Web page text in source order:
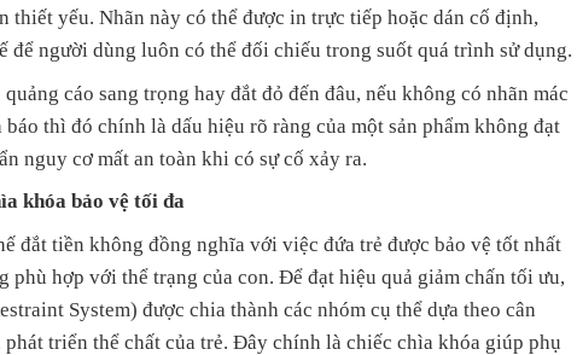
thiết yếu. Nhãn này có thể được in trực tiếp hoặc dán cố định,
để người dùng luôn có thể đối chiếu trong suốt quá trình sử dụng.
cáo sang trọng hay đắt đỏ đến đâu, nếu không có nhãn mác
thì đó chính là dấu hiệu rõ ràng của một sản phẩm không đạt
nguy cơ mất an toàn khi có sự cố xảy ra.
khóa bảo vệ tối đa
đắt tiền không đồng nghĩa với việc đứa trẻ được bảo vệ tốt nhất
phù hợp với thể trạng của con. Để đạt hiệu quả giảm chấn tối ưu,
System) được chia thành các nhóm cụ thể dựa theo cân
triển thể chất của trẻ. Đây chính là chiếc chìa khóa giúp phụ